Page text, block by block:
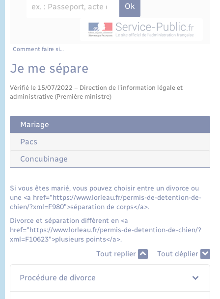
État civil
Cimetière communal
Comment faire si…
Je me sépare
Vérifié le 15/07/2022 – Direction de l'information légale et
administrative (Première ministre)
Mariage
Pacs
Concubinage
Si vous êtes marié, vous pouvez choisir entre un divorce ou
une <a href="https://www.lorleau.fr/permis-de-detention-de-
chien/?xml=F980">séparation de corps</a>.
Divorce et séparation diffèrent en <a
href="https://www.lorleau.fr/permis-de-detention-de-chien/?
xml=F10623">plusieurs points</a>.
Tout replier Tout déplier
Procédure de divorce